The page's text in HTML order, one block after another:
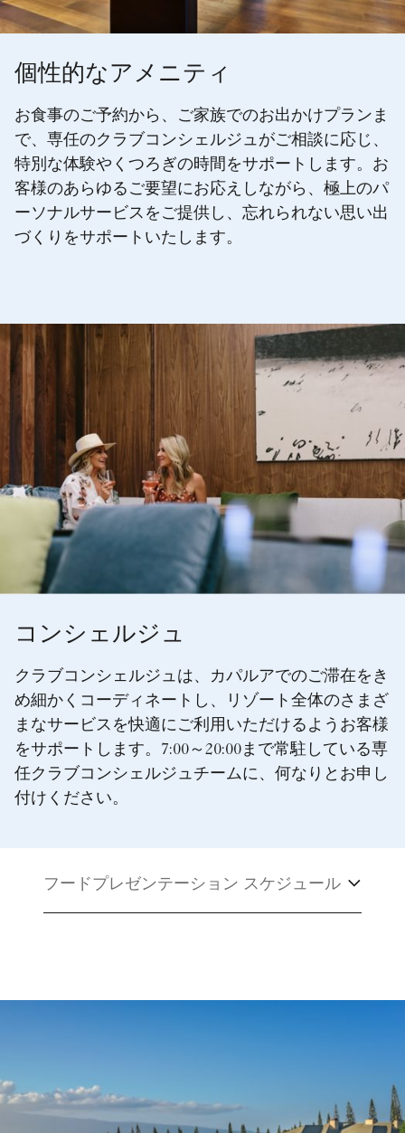
個性的なアメニティ
お食事のご予約から、ご家族でのお出かけプランま
で、専任のクラブコンシェルジュがご相談に応じ、
特別な体験やくつろぎの時間をサポートします。お
客様のあらゆるご要望にお応えしながら、極上のパ
ーソナルサービスをご提供し、忘れられない思い出
づくりをサポートいたします。
コンシェルジュ
クラブコンシェルジュは、カパルアでのご滞在をき
め細かくコーディネートし、リゾート全体のさまざ
まなサービスを快適にご利用いただけるようお客様
をサポートします。7:00～20:00まで常駐している専
任クラブコンシェルジュチームに、何なりとお申し
付けください。
フードプレゼンテーション スケジュール